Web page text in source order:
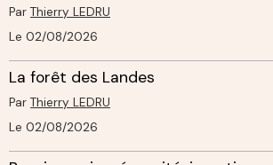
Par Thierry LEDRU
Le 02/08/2026
La forêt des Landes
Par Thierry LEDRU
Le 02/08/2026